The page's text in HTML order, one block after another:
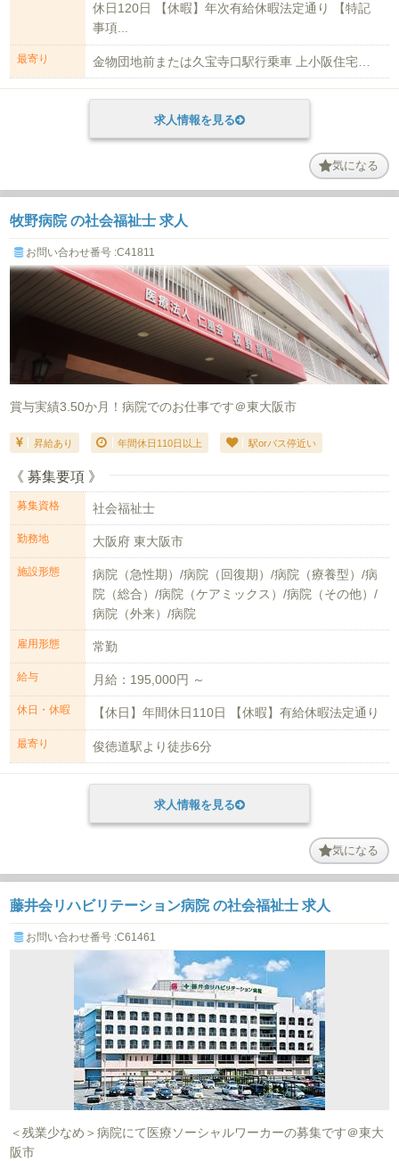
休日120日 【休暇】年次有給休暇法定通り 【特記
事項...
最寄り
求人情報を見る
気になる
牧野病院 の社会福祉士 求人
お問い合わせ番号 :C41811
賞与実績3.50か月！病院でのお仕事です＠東大阪市
昇給あり 年間休日110日以上 駅orバス停近い
《 募集要項 》
募集資格 社会福祉士
勤務地 大阪府 東大阪市
施設形態
病院（急性期）/病院（回復期）/病院（療養型）/病
院（総合）/病院（ケアミックス）/病院（その他）/
病院（外来）/病院
雇用形態 常勤
給与 月給：195,000円 ～
休日・休暇 【休日】年間休日110日 【休暇】有給休暇法定通り
最寄り 俊徳道駅より徒歩6分
求人情報を見る
気になる
藤井会リハビリテーション病院 の社会福祉士 求人
お問い合わせ番号 :C61461
＜残業少なめ＞病院にて医療ソーシャルワーカーの募集です＠東大
阪市